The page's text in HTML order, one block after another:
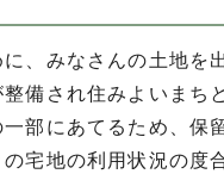
、みなさんの土地を
備され住みよいまち
部にあてるため、保
宅地の利用状況の度